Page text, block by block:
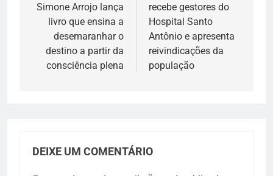
Post
Simone Arrojo lança
livro que ensina a
desemaranhar o
destino a partir da
consciência plena
recebe gestores do
Hospital Santo
Antônio e apresenta
reivindicações da
população
DEIXE UM COMENTÁRIO